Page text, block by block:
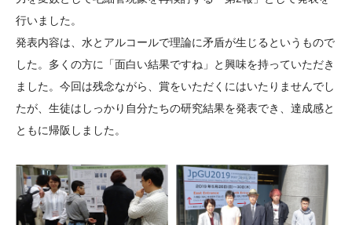
行いました。
発表内容は、水とアルコールで理論に矛盾が生じるというもので
した。多くの方に「面白い結果ですね」と興味を持っていただき
ました。今回は残念ながら、賞をいただくにはいたりませんでし
たが、生徒はしっかり自分たちの研究結果を発表でき、達成感と
ともに帰阪しました。